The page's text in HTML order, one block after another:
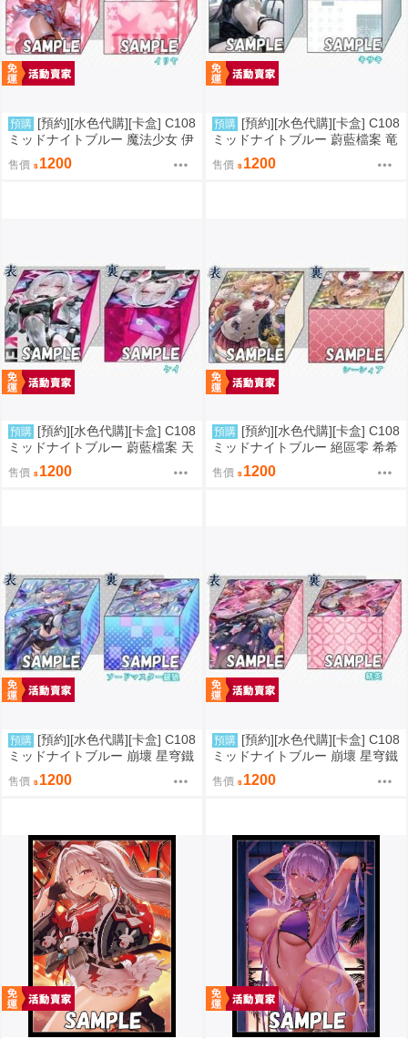
預購 [預約][水色代購][卡盒] C108
ミッドナイトブルー 魔法少女 伊
售價 1200
預購 [預約][水色代購][卡盒] C108
ミッドナイトブルー 蔚藍檔案 竜
華キサキ
售價 1200
預購 [預約][水色代購][卡盒] C108
ミッドナイトブルー 蔚藍檔案 天
童ケイ
售價 1200
預購 [預約][水色代購][卡盒] C108
ミッドナイトブルー 絕區零 希希
售價 1200
預購 [預約][水色代購][卡盒] C108
ミッドナイトブルー 崩壞 星穹鐵
道 銀狼
售價 1200
預購 [預約][水色代購][卡盒] C108
ミッドナイトブルー 崩壞 星穹鐵
道 緋英
售價 1200